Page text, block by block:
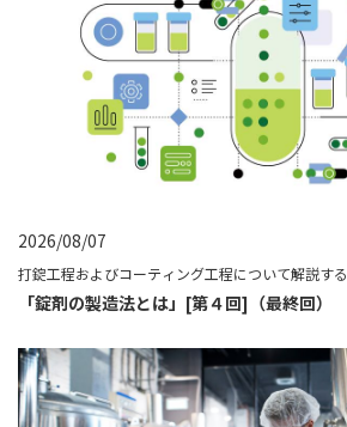
2026/08/07
打錠工程およびコーティング工程について解説する
「錠剤の製造法とは」[第４回]（最終回）